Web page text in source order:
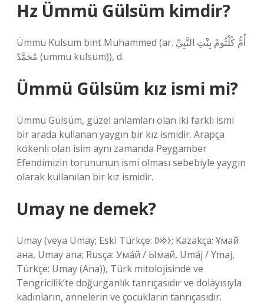
Hz Ümmü Gülsüm kimdir?
Ümmü Kulsum bint Muhammed (ar. أُمُّ كُلْثُومْ بِنْتِ النَّبِيِّ
مُحَمَّدٌ (ummu kulsum)), d.
Ümmü Gülsüm kız ismi mi?
Ümmü Gülsüm, güzel anlamları olan iki farklı ismi
bir arada kullanan yaygın bir kız ismidir. Arapça
kökenli olan isim aynı zamanda Peygamber
Efendimizin torununun ismi olması sebebiyle yaygın
olarak kullanılan bir kız ismidir.
Umay ne demek?
Umay (veya Umay; Eski Türkçe: 𐰆𐰢𐰖; Kazakça: Ұмай
aна, Umay ana; Rusça: Ума́й / Ымай, Umáj / Ymaj,
Türkçe: Umay (Ana)), Türk mitolojisinde ve
Tengricilik’te doğurganlık tanrıçasıdır ve dolayısıyla
kadınların, annelerin ve çocukların tanrıçasıdır.